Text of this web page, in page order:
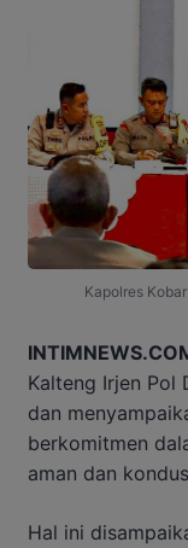
Kapolres
Kalteng Irjen Pol
dan
berkomitmen
aman dan
Hal ini